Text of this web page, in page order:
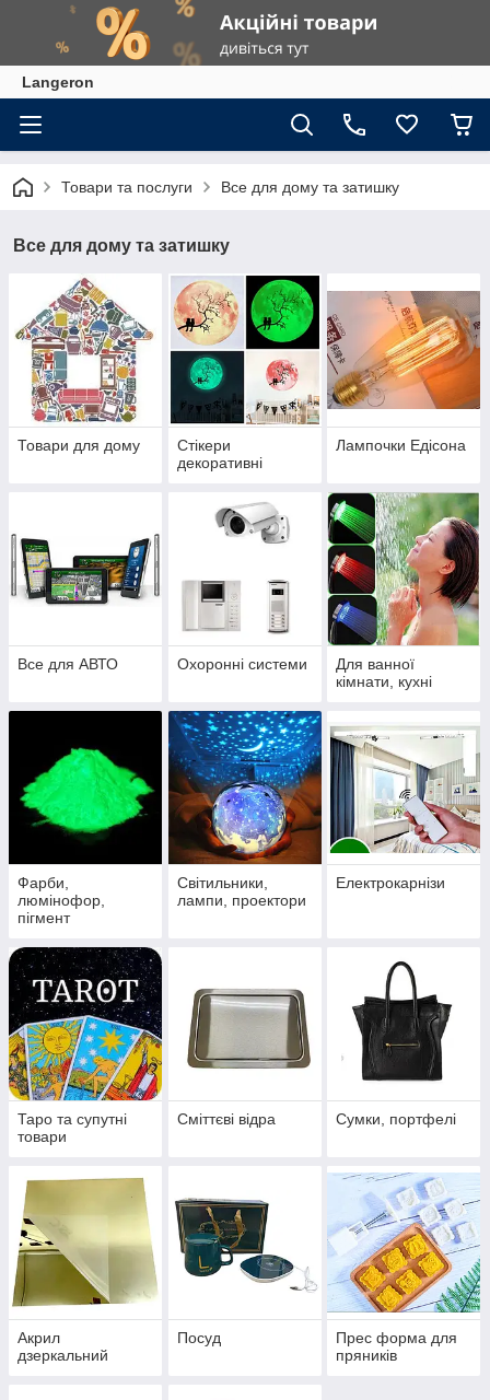
Langeron
Товари та послуги Все для дому та затишку
Все для дому та затишку
Товари для дому
Стікери
декоративні
Лампочки Едісона
Все для АВТО Охоронні системи
Для ванної
кімнати, кухні
Фарби,
люмінофор,
пігмент
Світильники,
лампи, проектори
Електрокарнізи
Таро та супутні
товари
Сміттєві відра Сумки, портфелі
Акрил
дзеркальний
Посуд
Прес форма для
пряників